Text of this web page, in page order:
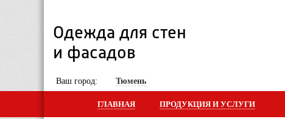
Одежда для стен
и фасадов
Ваш город: Тюмень
ГЛАВНАЯ ПРОДУКЦИЯ И УСЛУГИ